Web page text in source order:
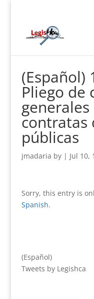
(Español)
Pliego de
contratas
públicas
jmadaria by | Jul 10,
Sorry, this entry is
Spanish.
(Español)
Tweets by Legishca